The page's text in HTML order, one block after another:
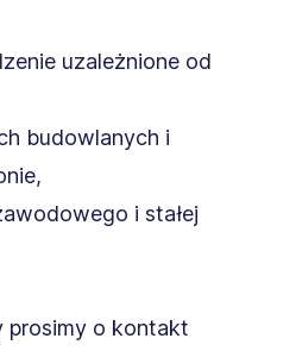
uzależnione od
budowlanych i
i stałej
prosimy o kontakt